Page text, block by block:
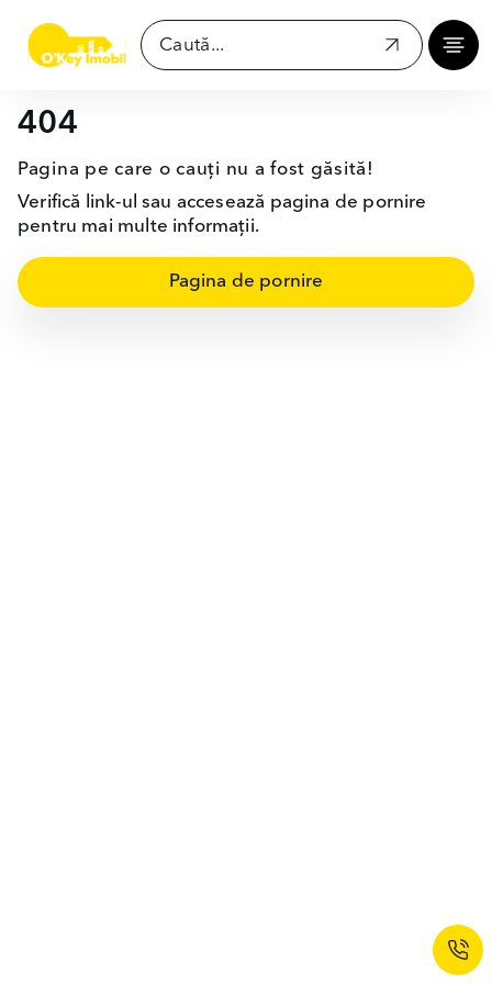
404
Pagina pe care o cauți nu a fost găsită!
Verifică link-ul sau accesează pagina de pornire
pentru mai multe informații.
Pagina de pornire